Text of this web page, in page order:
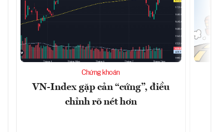
Chứng khoán
VN-Index gặp cản “cứng”, điều
chỉnh rõ nét hơn